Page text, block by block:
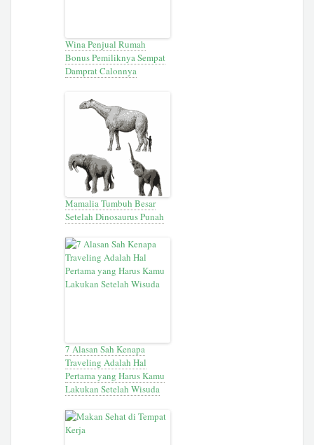
Wina Penjual Rumah
Bonus Pemiliknya Sempat
Damprat Calonnya
Mamalia Tumbuh Besar
Setelah Dinosaurus Punah
7 Alasan Sah Kenapa
Traveling Adalah Hal
Pertama yang Harus Kamu
Lakukan Setelah Wisuda